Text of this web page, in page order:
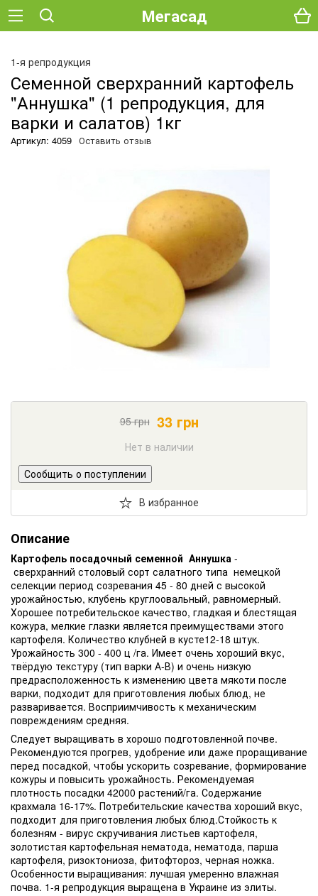
Мегасад
1-я репродукция
Семенной сверхранний картофель
"Аннушка" (1 репродукция, для
варки и салатов) 1кг
Артикул: 4059 Оставить отзыв
95грн 33грн
Нет в наличии
Сообщить о поступлении
В избранное
Описание
Картофель посадочный семенной Аннушка -
сверхранний столовый сорт салатного типа немецкой
селекции период созревания 45 - 80 дней с высокой
урожайностью, клубень круглоовальный, равномерный.
Хорошее потребительское качество, гладкая и блестящая
кожура, мелкие глазки является преимуществами этого
картофеля. Количество клубней в кусте12-18 штук.
Урожайность 300 - 400 ц /га. Имеет очень хороший вкус,
твёрдую текстуру (тип варки А-В) и очень низкую
предрасположенность к изменению цвета мякоти после
варки, подходит для приготовления любых блюд, не
разваривается. Восприимчивость к механическим
повреждениям средняя.
Следует выращивать в хорошо подготовленной почве.
Рекомендуются прогрев, удобрение или даже проращивание
перед посадкой, чтобы ускорить созревание, формирование
кожуры и повысить урожайность. Рекомендуемая
плотность посадки 42000 растений/га. Содержание
крахмала 16-17%. Потребительские качества хороший вкус,
подходит для приготовления любых блюд.Стойкость к
болезням - вирус скручивания листьев картофеля,
золотистая картофельная нематода, нематода, парша
картофеля, ризоктониоза, фитофтороз, черная ножка.
Особенности выращивания: лучшая умеренно влажная
почва. 1-я репродукция выращена в Украине из элиты.